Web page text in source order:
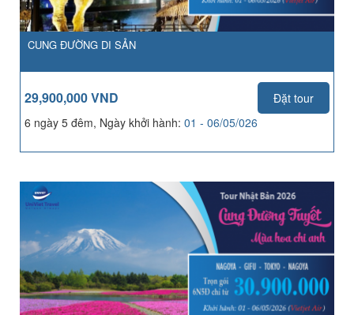
CUNG ĐƯỜNG DI SẢN
29,900,000 VND
Đặt tour
6 ngày 5 đêm, Ngày khởi hành: 01 - 06/05/026